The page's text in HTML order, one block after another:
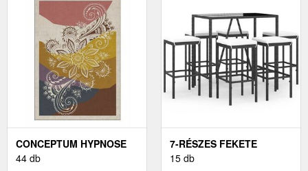
CONCEPTUM HYPNOSE
CARPET (180 X 280)
44 db
7-RÉSZES FEKETE
POLYRATTAN KERTI
15 db